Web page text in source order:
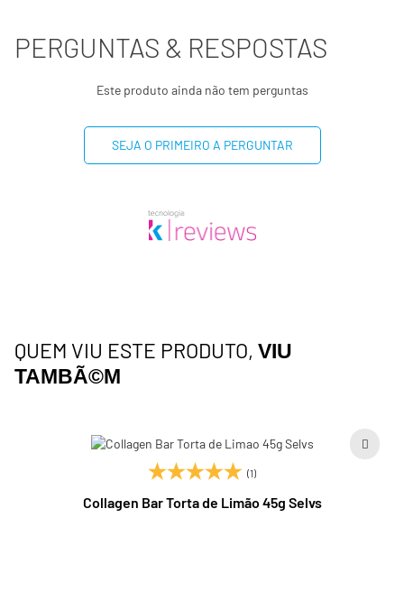
PERGUNTAS & RESPOSTAS
Este produto ainda não tem perguntas
SEJA O PRIMEIRO A PERGUNTAR
QUEM VIU ESTE PRODUTO, VIU
TAMBÃ©M
(1)
Collagen Bar Torta de Limão 45g Selvs